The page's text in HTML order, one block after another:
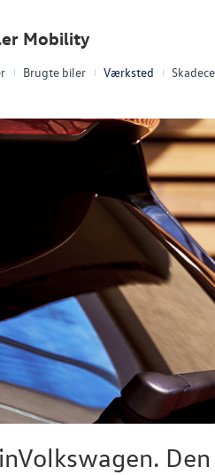
Brugte biler Værksted
Mobility